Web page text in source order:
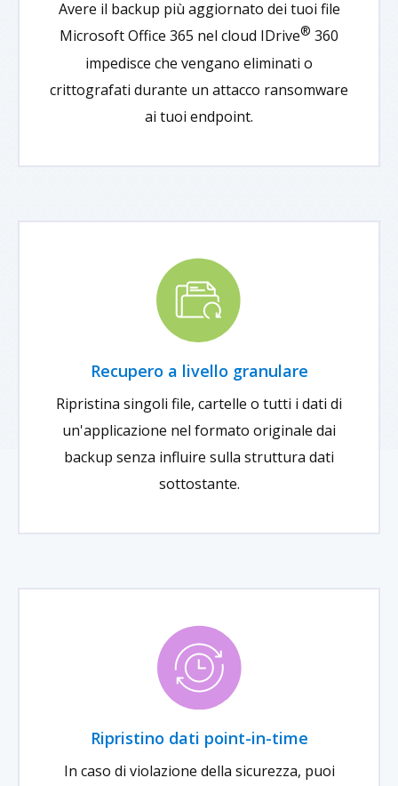
Avere il backup più aggiornato dei tuoi file
Microsoft Office 365 nel cloud IDrive® 360
impedisce che vengano eliminati o
crittografati durante un attacco ransomware
ai tuoi endpoint.
Recupero a livello granulare
Ripristina singoli file, cartelle o tutti i dati di
un'applicazione nel formato originale dai
backup senza influire sulla struttura dati
sottostante.
Ripristino dati point-in-time
In caso di violazione della sicurezza, puoi